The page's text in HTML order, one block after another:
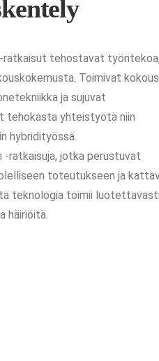
ratkaisut tehostavat työntekoa,
Toimivat
ja sujuvat
tehokasta yhteistyötä niin
hybridityössä.
-ratkaisuja, jotka perustuvat
toteutukseen ja
teknologia toimii
häiriöitä.